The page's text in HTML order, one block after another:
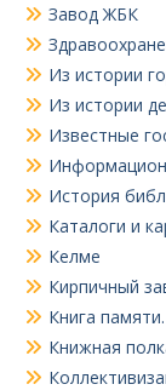
Завод ЖБК
Из истории
Из истории
Известные
История
Каталоги и
Келме
Кирпичный
Книга
Книжная